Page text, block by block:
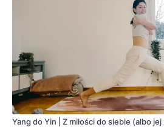
Yang do Yin | Z miłości do siebie (albo jej